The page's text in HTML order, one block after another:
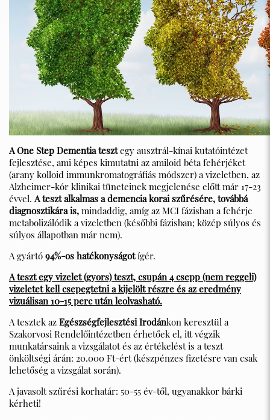
A One Step Dementia tesztegy ausztrál-kínai kutatóintézet
fejlesztése, ami képes kimutatni az amiloid béta fehérjéket
(arany kolloid immunkromatográfiás módszer) a vizeletben, az
Alzheimer-kór klinikai tüneteinek megjelenése előtt már 17-23
évvel. A teszt alkalmas a demencia korai szűrésére, továbbá
diagnosztikára is, mindaddig, amíg az MCI fázisban a fehérje
metabolizálódik a vizeletben (későbbi fázisban; közép súlyos és
súlyos állapotban már nem).
A gyártó 94%-os hatékonyságotígér.
A teszt egy vizelet (gyors) teszt, csupán 4 csepp (nem reggeli)
vizeletet kell csepegtetni a kijelölt részre és az eredmény
vizuálisan 10-15 perc után leolvasható.
A tesztek az Egészségfejlesztési Irodánkon keresztül a
Szakorvosi Rendelőintézetben érhetőek el, itt végzik
munkatársaink a vizsgálatot és az értékelést is a teszt
önköltségi árán: 20.000 Ft-ért (készpénzes fizetésre van csak
lehetőség a vizsgálat során).
A javasolt szűrési korhatár: 50-55 év-től, ugyanakkor bárki
kérheti!